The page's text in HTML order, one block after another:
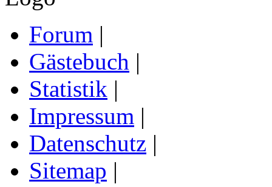
Forum |
Gästebuch |
Statistik |
Impressum |
Datenschutz |
Sitemap |